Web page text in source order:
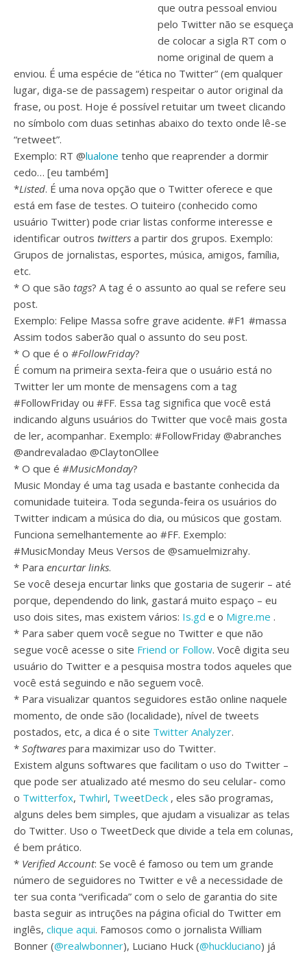
que outra pessoal enviou
pelo Twitter não se esqueça
de colocar a sigla RT com o
nome original de quem a
enviou. É uma espécie de “ética no Twitter” (em qualquer
lugar, diga-se de passagem) respeitar o autor original da
frase, ou post. Hoje é possível retuitar um tweet clicando
no símbolo com duas setinhas abaixo do texto onde lê-se
“retweet”.
Exemplo: RT @lualone tenho que reaprender a dormir
cedo… [eu também]
*Listed. É uma nova opção que o Twitter oferece e que
está em fase de testes. O tuiteiro (conhecido como
usuário Twitter) pode criar listas conforme interesse e
identificar outros twitters a partir dos grupos. Exemplo:
Grupos de jornalistas, esportes, música, amigos, família,
etc.
* O que são tags? A tag é o assunto ao qual se refere seu
post.
Exemplo: Felipe Massa sofre grave acidente. #F1 #massa
Assim todos saberão qual o assunto do seu post.
* O que é o #FollowFriday?
É comum na primeira sexta-feira que o usuário está no
Twitter ler um monte de mensagens com a tag
#FollowFriday ou #FF. Essa tag significa que você está
indicando alguns usuários do Twitter que você mais gosta
de ler, acompanhar. Exemplo: #FollowFriday @abranches
@andrevaladao @ClaytonOllee
* O que é #MusicMonday?
Music Monday é uma tag usada e bastante conhecida da
comunidade tuiteira. Toda segunda-feira os usuários do
Twitter indicam a música do dia, ou músicos que gostam.
Funciona semelhantemente ao #FF. Exemplo:
#MusicMonday Meus Versos de @samuelmizrahy.
* Para encurtar links.
Se você deseja encurtar links que gostaria de sugerir – até
porque, dependendo do link, gastará muito espaço – eu
uso dois sites, mas existem vários: Is.gd e o Migre.me .
* Para saber quem você segue no Twitter e que não
segue você acesse o site Friend or Follow. Você digita seu
usuário do Twitter e a pesquisa mostra todos aqueles que
você está seguindo e não seguem você.
* Para visualizar quantos seguidores estão online naquele
momento, de onde são (localidade), nível de tweets
postados, etc, a dica é o site Twitter Analyzer.
* Softwares para maximizar uso do Twitter.
Existem alguns softwares que facilitam o uso do Twitter –
que pode ser atualizado até mesmo do seu celular- como
o Twitterfox, Twhirl, TweetDeck , eles são programas,
alguns deles bem simples, que ajudam a visualizar as telas
do Twitter. Uso o TweetDeck que divide a tela em colunas,
é bem prático.
* Verified Account: Se você é famoso ou tem um grande
número de seguidores no Twitter e vê a necessidade de
ter sua conta “verificada” com o selo de garantia do site
basta seguir as intruções na página oficial do Twitter em
inglês, clique aqui. Famosos como o jornalista William
Bonner (@realwbonner), Luciano Huck (@huckluciano) já